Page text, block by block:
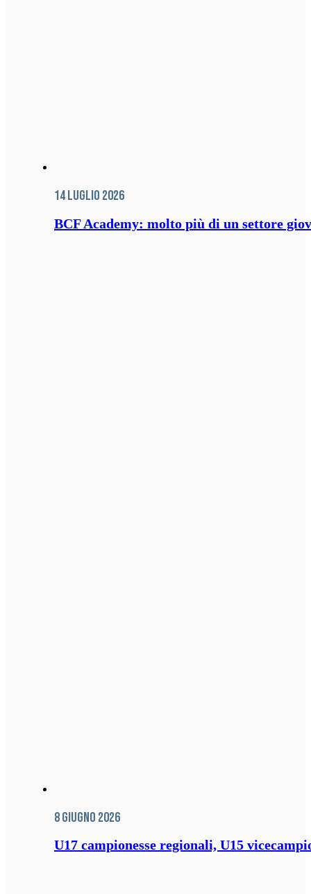
14 Luglio 2026
BCF Academy: molto più di un settore
8 Giugno 2026
U17 campionesse regionali, U15